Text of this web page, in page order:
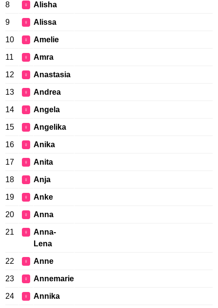
8 ♀ Alisha
9 ♀ Alissa
10 ♀ Amelie
11 ♀ Amra
12 ♀ Anastasia
13 ♀ Andrea
14 ♀ Angela
15 ♀ Angelika
16 ♀ Anika
17 ♀ Anita
18 ♀ Anja
19 ♀ Anke
20 ♀ Anna
21 ♀
Anna-
Lena
22 ♀ Anne
23 ♀ Annemarie
24 ♀ Annika